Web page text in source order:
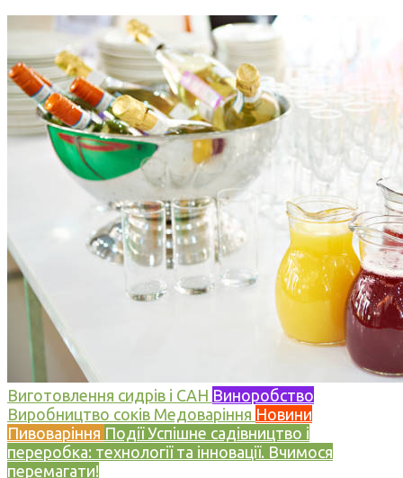
Виготовлення сидрів і САН Виноробство
Виробництво соків Медоваріння Новини
Пивоваріння Події Успішне садівництво і
переробка: технології та інновації. Вчимося
перемагати!